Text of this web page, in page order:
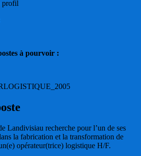
profil
à pourvoir :
Landivisiau recherche pour l’un de ses
la fabrication et la transformation de
opérateur(trice) logistique H/F.